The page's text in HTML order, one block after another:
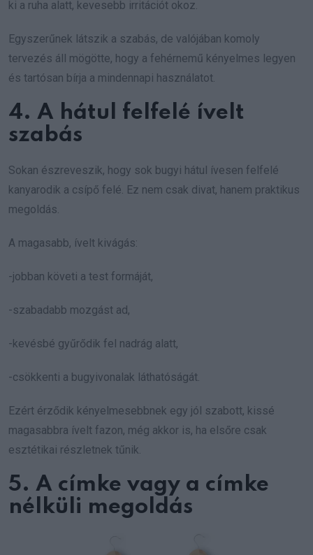
ki a ruha alatt, kevesebb irritációt okoz.
Egyszerűnek látszik a szabás, de valójában komoly
tervezés áll mögötte, hogy a fehérnemű kényelmes legyen
és tartósan bírja a mindennapi használatot.
4. A hátul felfelé ívelt
szabás
Sokan észreveszik, hogy sok bugyi hátul ívesen felfelé
kanyarodik a csípő felé. Ez nem csak divat, hanem praktikus
megoldás.
A magasabb, ívelt kivágás:
-jobban követi a test formáját,
-szabadabb mozgást ad,
-kevésbé gyűrődik fel nadrág alatt,
-csökkenti a bugyivonalak láthatóságát.
Ezért érződik kényelmesebbnek egy jól szabott, kissé
magasabbra ívelt fazon, még akkor is, ha elsőre csak
esztétikai részletnek tűnik.
5. A címke vagy a címke
nélküli megoldás